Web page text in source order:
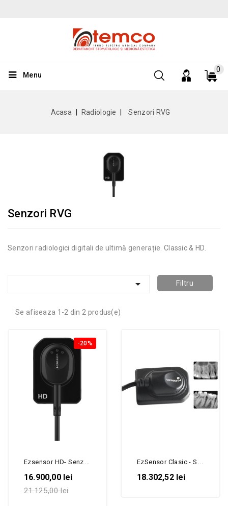
0
Menu
Acasa Radiologie Senzori RVG
Senzori RVG
Senzori radiologici digitali de ultimă generație. Classic & HD.
 Filtru
Se afiseaza 1-2 din 2 produs(e)
Ezsensor HD- Senzor...
16.900,00 lei
-20%
21.125,00 lei
EzSensor Clasic - Senzor...
18.302,52 lei